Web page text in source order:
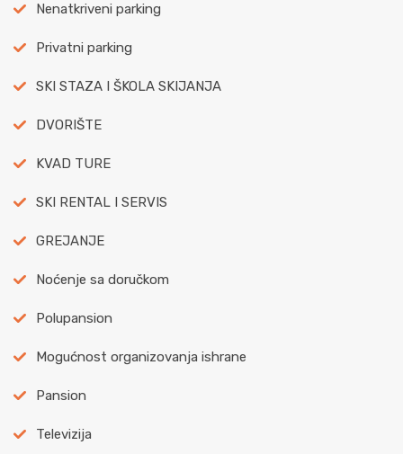
Nenatkriveni parking
Privatni parking
SKI STAZA I ŠKOLA SKIJANJA
DVORIŠTE
KVAD TURE
SKI RENTAL I SERVIS
GREJANJE
Noćenje sa doručkom
Polupansion
Mogućnost organizovanja ishrane
Pansion
Televizija